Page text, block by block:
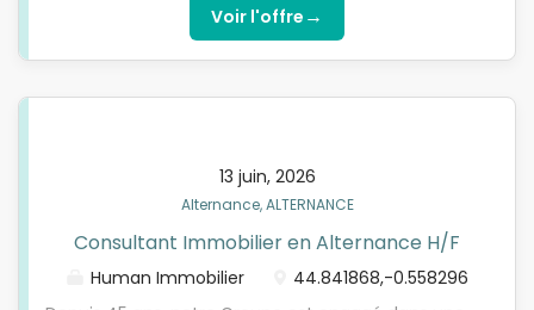
tuteur dédié...
installations courants faibles : Réseau IP,
titulaire du permis de conduire.
Voir l'offre →
13 juin, 2026
Alternance, ALTERNANCE
Consultant Immobilier en Alternance H/F
Human Immobilier
44.841868,-0.558296